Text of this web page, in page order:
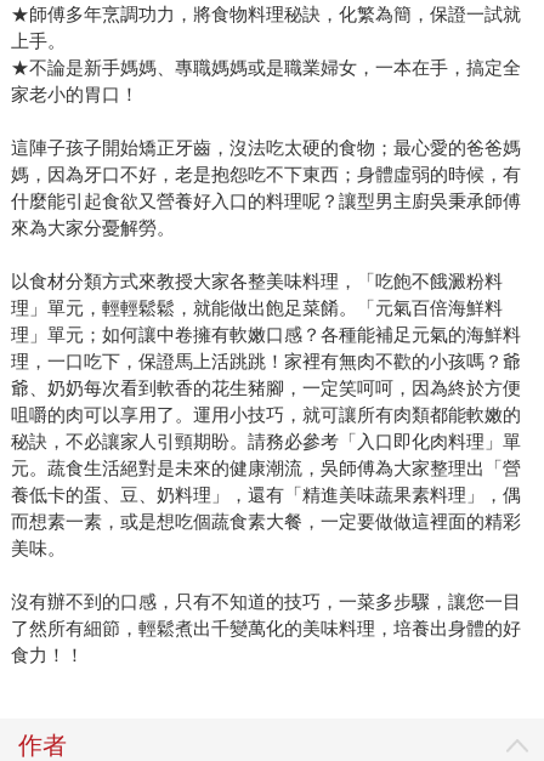
★師傅多年烹調功力，將食物料理秘訣，化繁為簡，保證一試就
上手。
★不論是新手媽媽、專職媽媽或是職業婦女，一本在手，搞定全
家老小的胃口！
這陣子孩子開始矯正牙齒，沒法吃太硬的食物；最心愛的爸爸媽
媽，因為牙口不好，老是抱怨吃不下東西；身體虛弱的時候，有
什麼能引起食欲又營養好入口的料理呢？讓型男主廚吳秉承師傅
來為大家分憂解勞。
以食材分類方式來教授大家各整美味料理，「吃飽不餓澱粉料
理」單元，輕輕鬆鬆，就能做出飽足菜餚。「元氣百倍海鮮料
理」單元；如何讓中卷擁有軟嫩口感？各種能補足元氣的海鮮料
理，一口吃下，保證馬上活跳跳！家裡有無肉不歡的小孩嗎？爺
爺、奶奶每次看到軟香的花生豬腳，一定笑呵呵，因為終於方便
咀嚼的肉可以享用了。運用小技巧，就可讓所有肉類都能軟嫩的
秘訣，不必讓家人引頸期盼。請務必參考「入口即化肉料理」單
元。蔬食生活絕對是未來的健康潮流，吳師傅為大家整理出「營
養低卡的蛋、豆、奶料理」，還有「精進美味蔬果素料理」，偶
而想素一素，或是想吃個蔬食素大餐，一定要做做這裡面的精彩
美味。
沒有辦不到的口感，只有不知道的技巧，一菜多步驟，讓您一目
了然所有細節，輕鬆煮出千變萬化的美味料理，培養出身體的好
食力！！
作者